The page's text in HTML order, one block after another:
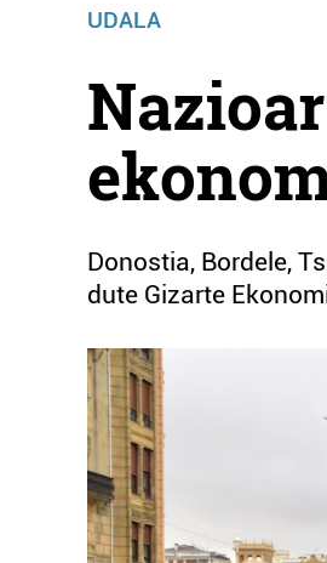
UDALA
Donostia, Bordele,
dute Gizarte